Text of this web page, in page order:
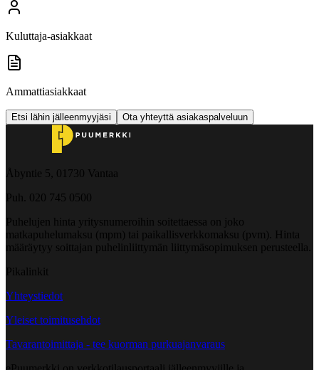
Kuluttaja-asiakkaat
Ammattiasiakkaat
Etsi lähin jälleenmyyjäsi Ota yhteyttä asiakaspalveluun
Åbyntie 5, 01730 Vantaa
Puh. 020 745 0500
Puhelujen hinta yritysnumeroihin soitettaessa on joko
matkapuhelumaksu (mpm) tai paikallisverkkomaksu (pvm). Hinta
määräytyy soittajan puhelinliittymän liittymäsopimuksen perusteella.
Pikalinkit
Yhteystiedot
Yleiset toimitusehdot
Tavarantoimittaja - tee kuorman purkuajanvaraus